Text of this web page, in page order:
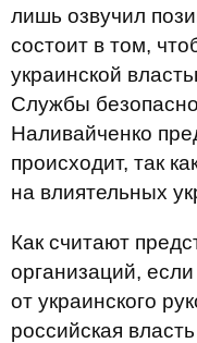
лишь озвучил
состоит в том,
украинской
Службы
Наливайченко
происходит, так
на влиятельных
Как считают
организаций,
от украинского
российская